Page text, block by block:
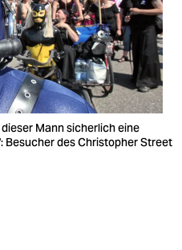
Mann sicherlich eine
Besucher des Christopher Street